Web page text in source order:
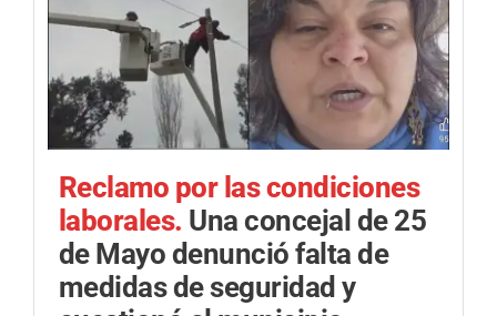
Reclamo por las condiciones
laborales. Una concejal de 25
de Mayo denunció falta de
medidas de seguridad y